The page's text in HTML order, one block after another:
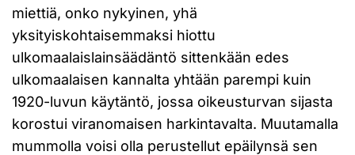
miettiä, onko nykyinen, yhä
yksityiskohtaisemmaksi hiottu
ulkomaalaislainsäädäntö sittenkään edes
ulkomaalaisen kannalta yhtään parempi kuin
1920-luvun käytäntö, jossa oikeusturvan sijasta
korostui viranomaisen harkintavalta. Muutamalla
mummolla voisi olla perustellut epäilynsä sen